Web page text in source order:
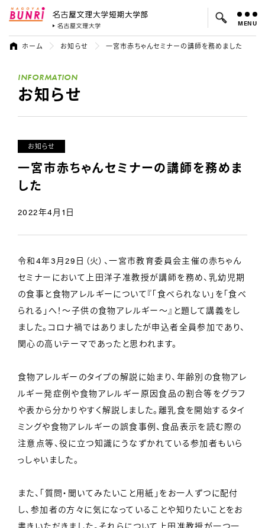
名古屋文理大学 短期大学部
よく検索されているキーワード：
MENU
ホーム お知らせ 一宮市赤ちゃんセミナーの講師を務めました
INFORMATION
お知らせ
お知らせ
一宮市赤ちゃんセミナーの講師を務めま
した
2022年4月1日
令和4年3月29日（火）、一宮市教育委員会主催の赤ちゃん
セミナーにおいて上田洋子准教授が講師を務め、乳幼児期
の食事と食物アレルギーについて『「食べられない」を「食べ
られる」へ！～子供の食物アレルギー～』と題して講義をし
ました。コロナ禍ではありましたが申込者全員参加であり、
関心の高いテーマであったと思われます。
食物アレルギーのタイプの解説に始まり、年齢別の食物アレ
ルギー発症例や食物アレルギー原因食品の割合等をグラフ
や表から分かりやすく解説しました。離乳食を開始するタイ
ミングや食物アレルギーの誤食事例、食品表示を読む際の
注意点等、役に立つ知識にうなずかれている参加者もいら
っしゃいました。
また、「質問・聞いてみたいこと用紙」をお一人ずつに配付
し、参加者の方々に気になっていることや知りたいことをお
書きいただきました。それらについて上田准教授が一つ一